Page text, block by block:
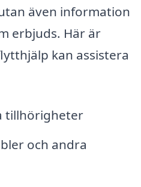
även information
erbjuds. Här är
kan assistera
tillhörigheter
och andra